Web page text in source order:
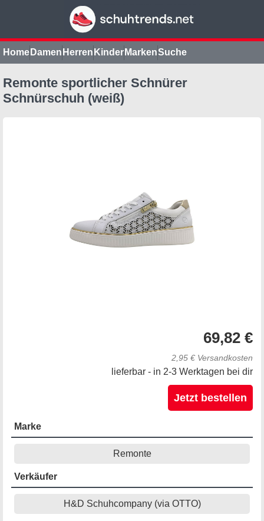
Home Damen Herren Kinder MarkenSuche
Remonte sportlicher Schnürer
Schnürschuh (weiß)
69,82 €
2,95 € Versandkosten
lieferbar - in 2-3 Werktagen bei dir
Jetzt bestellen
Marke
Remonte
Verkäufer
H&D Schuhcompany (via OTTO)